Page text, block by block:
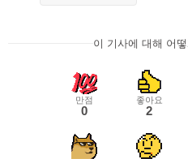
이 기사에 대해 어
만점
0
좋아요
2